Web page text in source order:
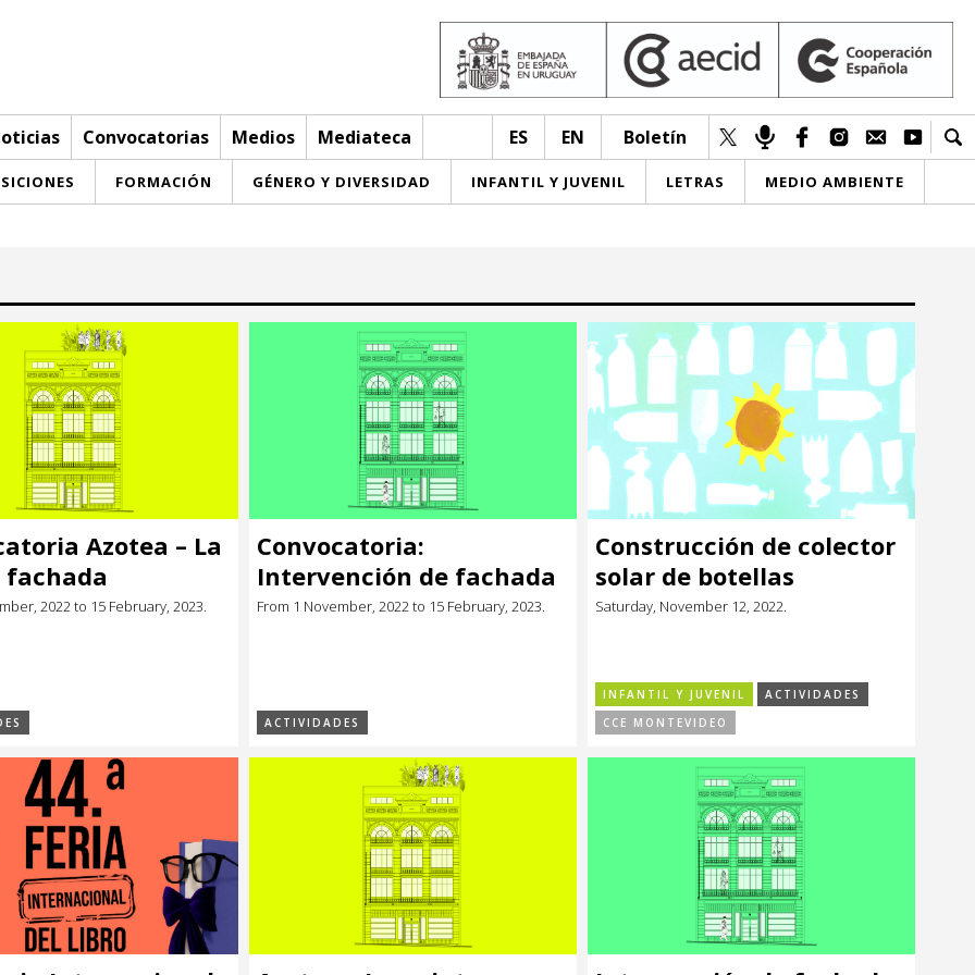
Convocatorias Medios Mediateca ES EN Boletín
FORMACIÓN GÉNERO Y DIVERSIDAD INFANTIL Y JUVENIL LETRAS MEDIO AMBIENTE
Azotea – La
2022 to 15 February, 2023.
Convocatoria:
Intervención de fachada
From 1 November, 2022 to 15 February, 2023.
ACTIVIDADES
Construcción de colector
solar de botellas
Saturday, November 12, 2022.
INFANTIL Y JUVENIL
ACTIVIDADES
CCE MONTEVIDEO